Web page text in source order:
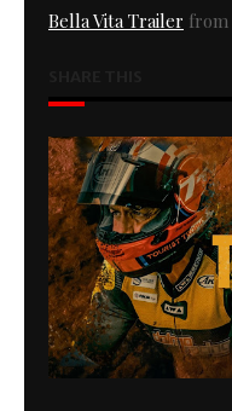
Bella Vita Trailer from